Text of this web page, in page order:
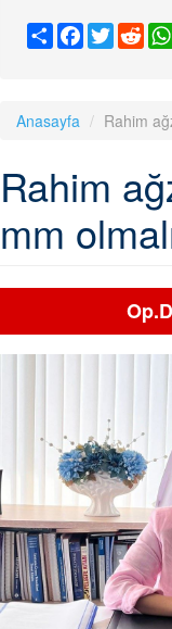
ShareFacebook
Twitter
Anasayfa Rahim
Rahim
mm